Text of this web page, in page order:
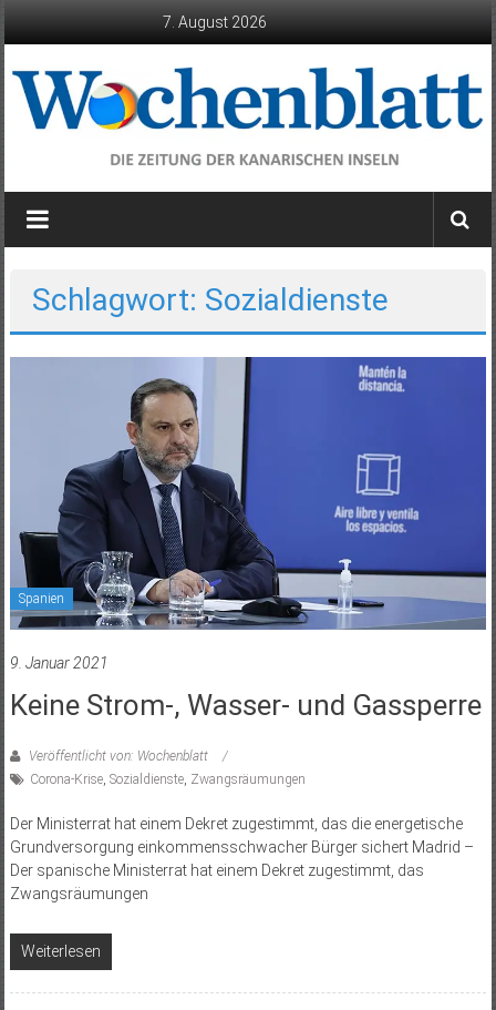
7. August 2026
Wochenblatt
die
Kanarischen
Inseln
Schlagwort: Sozialdienste
Spanien
9. Januar 2021
Keine Strom-, Wasser- und Gassperre
Veröffentlicht von: Wochenblatt
Corona-Krise, Sozialdienste, Zwangsräumungen
Der Ministerrat hat einem Dekret zugestimmt, das die energetische
Grundversorgung einkommensschwacher Bürger sichert Madrid –
Der spanische Ministerrat hat einem Dekret zugestimmt, das
Zwangsräumungen
Weiterlesen